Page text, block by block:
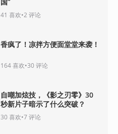
41 喜欢•2 评论
香疯了！凉拌方便面堂堂来袭！
164喜欢•30评论
自嘲加炫技，《影之刃零》30
秒新片子暗示了什么突破？
30喜欢•7评论